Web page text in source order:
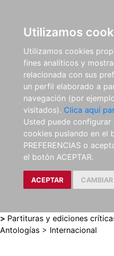
Utilizamos
Utilizamos cookies
fines analíticos y
relacionada con sus
un perfil elaborado a
navegación (por
visitados). Clica aquí
Usted puede
cookies puslando en el
PREFERENCIAS o
el botón ACEPTAR.
ACEPTAR CAMBIAR
> Partituras y ediciones
Antologías > Internacional